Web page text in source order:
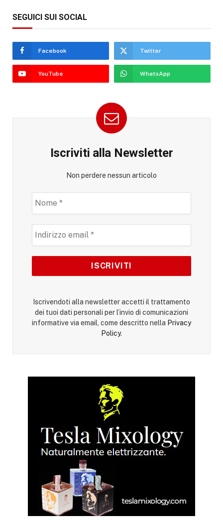
SEGUICI SUI SOCIAL
Facebook Twitter
YouTube WhatsApp
Iscriviti alla Newsletter
Non perdere nessun articolo
Iscrivendoti alla newsletter accetti il trattamento
dei tuoi dati personali per l’invio di comunicazioni
informative via email, come descritto nella Privacy
Policy.